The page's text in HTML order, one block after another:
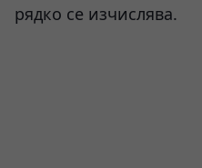
рядко се изчислява.